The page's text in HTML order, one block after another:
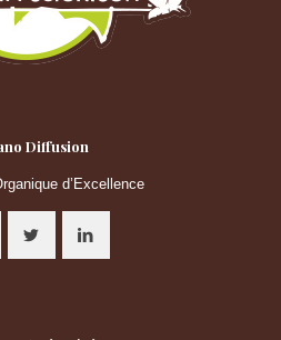
Diffusion
d’Excellence